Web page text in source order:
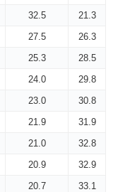
32.5
21.3
27.5
26.3
25.3
28.5
24.0
29.8
23.0
30.8
21.9
31.9
21.0
32.8
20.9
32.9
20.7
33.1